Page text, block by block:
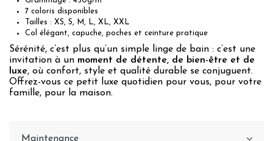
7 coloris disponibles
Tailles : XS, S, M, L, XL, XXL
Col élégant, capuche, poches et ceinture pratique
Sérénité, c’est plus qu’un simple linge de bain : c’est une
invitation à un moment de détente, de bien-être et de
luxe, où confort, style et qualité durable se conjuguent.
Offrez-vous ce petit luxe quotidien pour vous, pour votre
famille, pour la maison.
Maintenance